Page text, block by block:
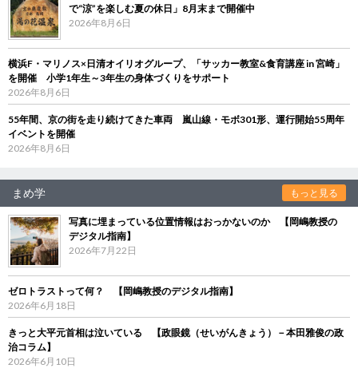
で“涼”を楽しむ夏の休日」8月末まで開催中
2026年8月6日
横浜F・マリノス×日清オイリオグループ、「サッカー教室&食育講座 in 宮崎」
を開催 小学1年生～3年生の身体づくりをサポート
2026年8月6日
55年間、京の街を走り続けてきた車両 嵐山線・モボ301形、運行開始55周年
イベントを開催
2026年8月6日
まめ学 もっと見る
写真に埋まっている位置情報はおっかないのか 【岡嶋教授の
デジタル指南】
2026年7月22日
ゼロトラストって何？ 【岡嶋教授のデジタル指南】
2026年6月18日
きっと大平元首相は泣いている 【政眼鏡（せいがんきょう）－本田雅俊の政
治コラム】
2026年6月10日